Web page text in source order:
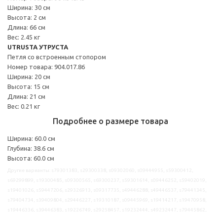
Ширина: 30 см
Высота: 2 см
Длина: 66 см
Вес: 2.45 кг
UTRUSTA УТРУСТА
Петля со встроенным стопором
Номер товара: 904.017.86
Ширина: 20 см
Высота: 15 см
Длина: 21 см
Вес: 0.21 кг
Подробнее о размере товара
Ширина: 60.0 см
Глубина: 38.6 см
Высота: 60.0 см